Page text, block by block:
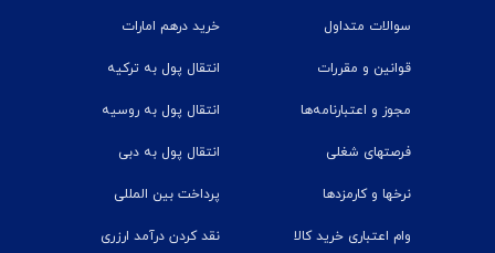
سوالات متداول
قوانین و مقررات
مجوز و اعتبارنامه‌ها
فرصتهای شغلی
نرخ‎ها و کارمزدها
وام اعتباری خرید کالا
خرید درهم امارات
انتقال پول به ترکیه
انتقال پول به روسیه
انتقال پول به دبی
پرداخت بین المللی
نقد کردن درآمد ارزری